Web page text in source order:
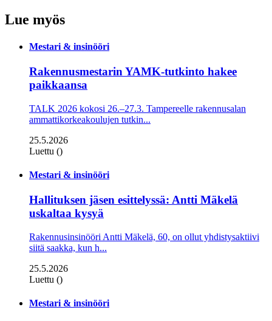
Lue myös
Mestari & insinööri
Rakennusmestarin YAMK-tutkinto hakee
paikkaansa
TALK 2026 kokosi 26.–27.3. Tampereelle rakennusalan
ammattikorkeakoulujen tutkin...
25.5.2026
Luettu ()
Mestari & insinööri
Hallituksen jäsen esittelyssä: Antti Mäkelä
uskaltaa kysyä
Rakennusinsinööri Antti Mäkelä, 60, on ollut yhdistysaktiivi
siitä saakka, kun h...
25.5.2026
Luettu ()
Mestari & insinööri